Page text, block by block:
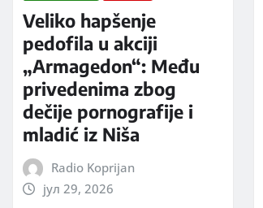
Veliko hapšenje
pedofila u akciji
„Armagedon“: Među
privedenima zbog
dečije pornografije i
mladić iz Niša
Radio Koprijan
јул 29, 2026